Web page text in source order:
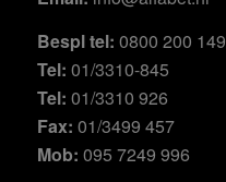
Bespl tel: 0800 200 149
Tel: 01/3310-845
Tel: 01/3310 926
Fax: 01/3499 457
Mob: 095 7249 996